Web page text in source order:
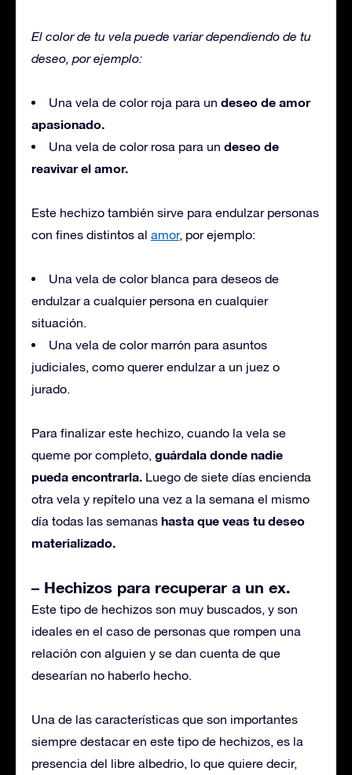
El color de tu vela puede variar dependiendo de tu
deseo, por ejemplo:
Una vela de color roja para un deseo de amor
apasionado.
Una vela de color rosa para un deseo de
reavivar el amor.
Este hechizo también sirve para endulzar personas
con fines distintos al amor, por ejemplo:
Una vela de color blanca para deseos de
endulzar a cualquier persona en cualquier
situación.
Una vela de color marrón para asuntos
judiciales, como querer endulzar a un juez o
jurado.
Para finalizar este hechizo, cuando la vela se
queme por completo, guárdala donde nadie
pueda encontrarla. Luego de siete días encienda
otra vela y repítelo una vez a la semana el mismo
día todas las semanas hasta que veas tu deseo
materializado.
– Hechizos para recuperar a un ex.
Este tipo de hechizos son muy buscados, y son
ideales en el caso de personas que rompen una
relación con alguien y se dan cuenta de que
desearían no haberlo hecho.
Una de las características que son importantes
siempre destacar en este tipo de hechizos, es la
presencia del libre albedrio, lo que quiere decir,